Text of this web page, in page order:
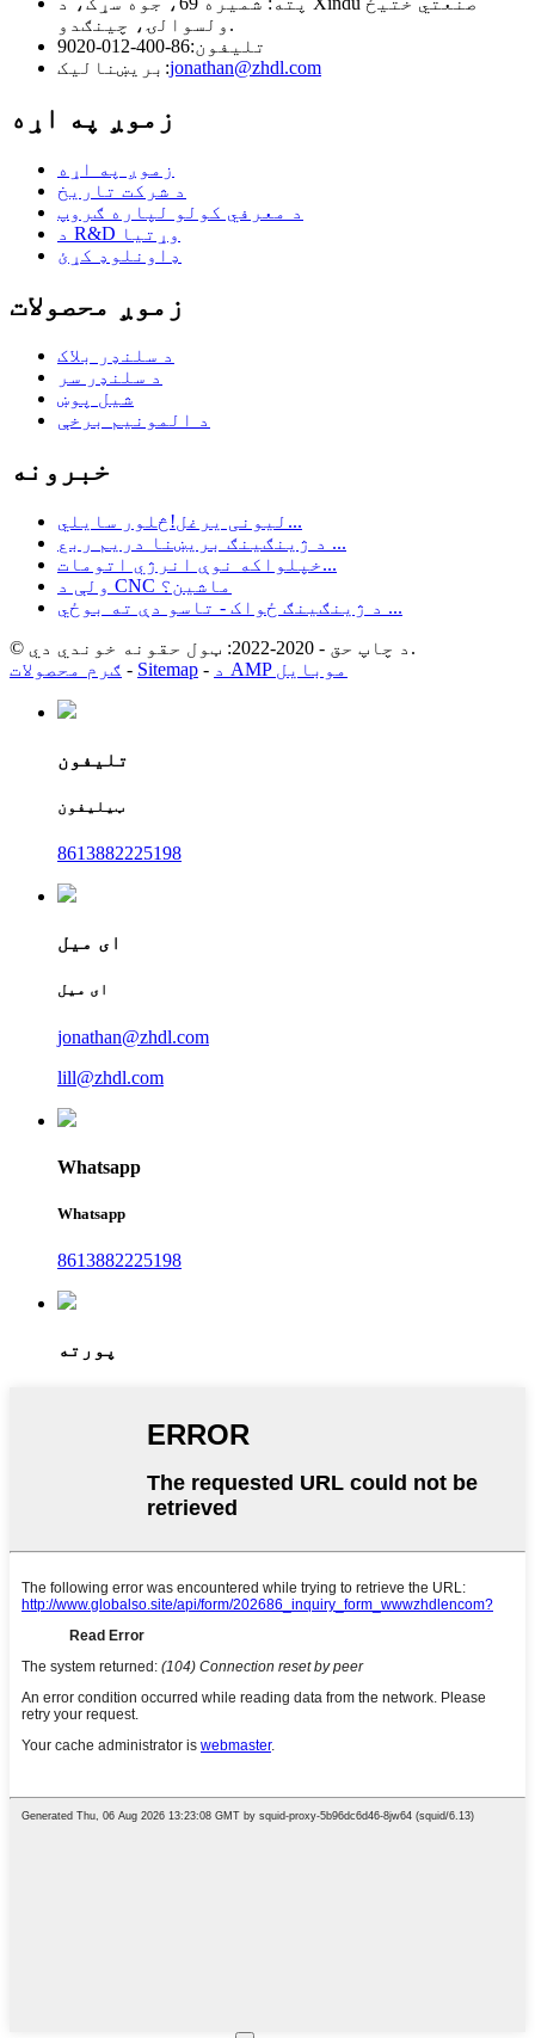
ولسوالۍ، چینګدو.
تلیفون:86-400-012-9020
بریښنالیک:jonathan@zhdl.com
زموږ په اړه
زموږ په اړه
د شرکت تاریخ
د معرفي کولو لپاره ګروپ
د R&D وړتیا
ډاونلوډ کړئ
زموږ محصولات
د سلنډر بلاک
د سلنډر سر
شیل پوښ
د المونیم برخې
خبرونه
لیونی یرغل!څلور سایلي...
د ژینګینګ بریښنا دریم ربع ...
خپلواکه نوې انرژي اتومات...
ولې د CNC ماشین؟
د ژینګینګ ځواک - تاسو دې ته بوځي ...
© د چاپ حق - 2020-2022: ټول حقونه خوندي دي.
ګرم محصولات - Sitemap - د AMP موبایل
تلیفون
ټیلیفون
8613882225198
ای میل
ای میل
jonathan@zhdl.com
lill@zhdl.com
Whatsapp
Whatsapp
8613882225198
پورته